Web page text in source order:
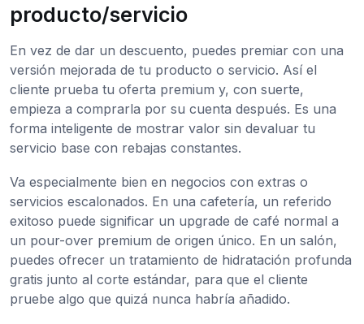
producto/servicio
En vez de dar un descuento, puedes premiar con una
versión mejorada de tu producto o servicio. Así el
cliente prueba tu oferta premium y, con suerte,
empieza a comprarla por su cuenta después. Es una
forma inteligente de mostrar valor sin devaluar tu
servicio base con rebajas constantes.
Va especialmente bien en negocios con extras o
servicios escalonados. En una cafetería, un referido
exitoso puede significar un upgrade de café normal a
un pour-over premium de origen único. En un salón,
puedes ofrecer un tratamiento de hidratación profunda
gratis junto al corte estándar, para que el cliente
pruebe algo que quizá nunca habría añadido.